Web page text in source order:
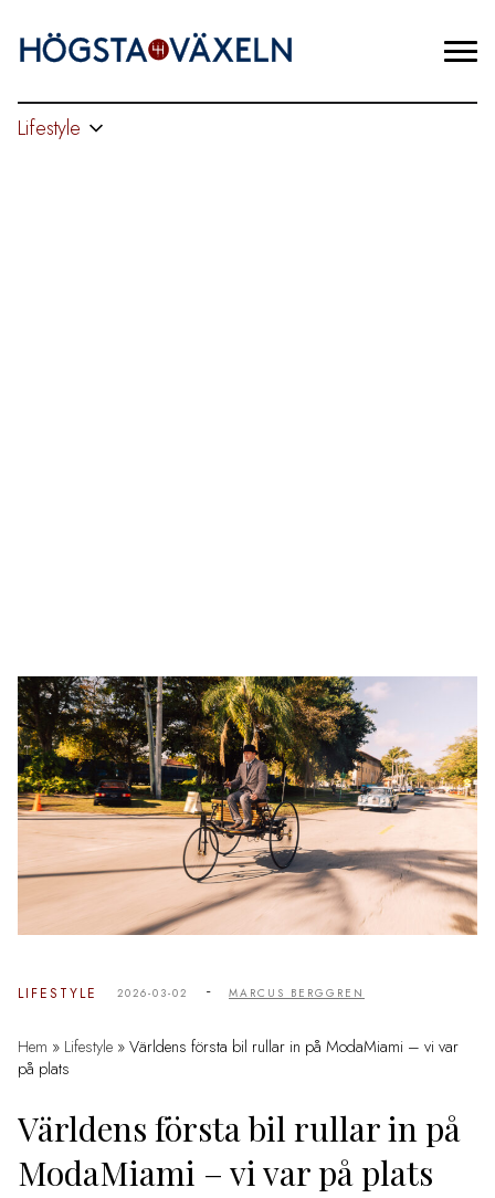
Lifestyle
LIFESTYLE 2026-03-02 - MARCUS BERGGREN
Hem » Lifestyle » Världens första bil rullar in på ModaMiami – vi var
på plats
Världens första bil rullar in på
ModaMiami – vi var på plats